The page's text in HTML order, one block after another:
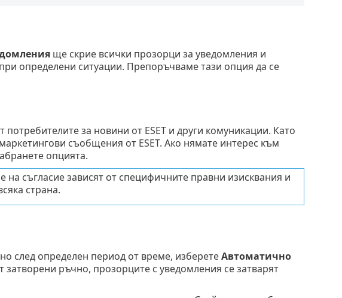
ще скрие всички прозорци за уведомления и
определени ситуации. Препоръчваме тази опция да се
за новини от ESET и други комуникации. Като
съобщения от ESET. Ако нямате интерес към
опцията.
съгласие зависят от специфичните правни изисквания и
страна.
след определен период от време, изберетеАвтоматично
затворени ръчно, прозорците с уведомления се затварят